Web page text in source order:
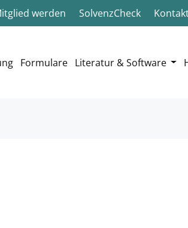
werden SolvenzCheck
Formulare Literatur & Software